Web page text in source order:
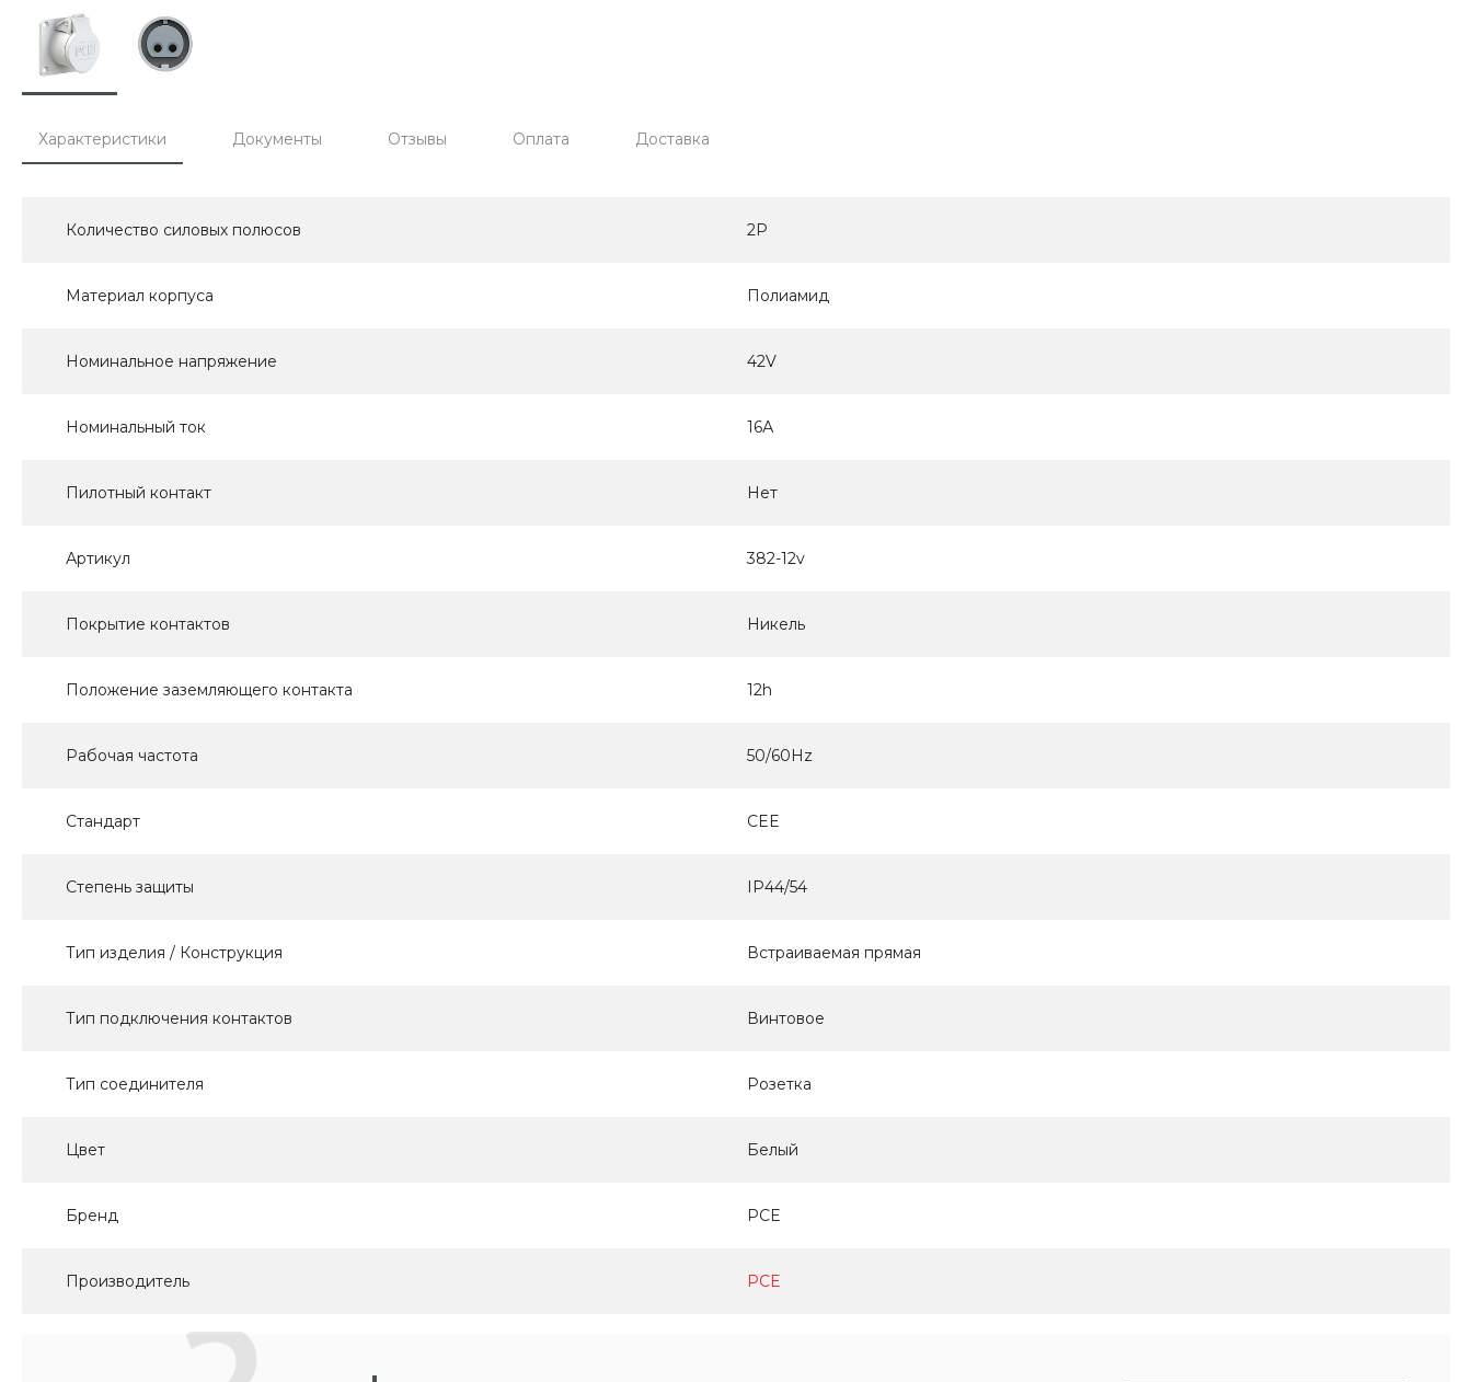
Характеристики Документы Отзывы Оплата Доставка
Количество силовых полюсов 2P
Материал корпуса Полиамид
Номинальное напряжение 42V
Номинальный ток 16А
Пилотный контакт Нет
Артикул 382-12v
Покрытие контактов Никель
Положение заземляющего контакта 12h
Рабочая частота 50/60Hz
Стандарт CEE
Степень защиты IP44/54
Тип изделия / Конструкция Встраиваемая прямая
Тип подключения контактов Винтовое
Тип соединителя Розетка
Цвет Белый
Бренд PCE
Производитель PCE